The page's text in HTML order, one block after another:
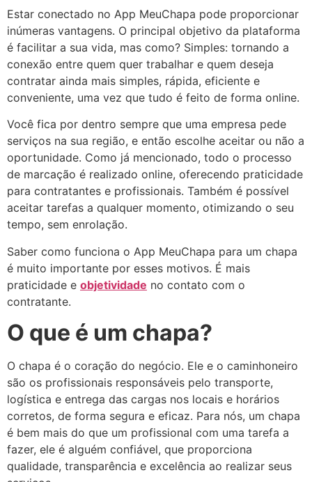
Estar conectado no App MeuChapa pode proporcionar
inúmeras vantagens. O principal objetivo da plataforma
é facilitar a sua vida, mas como? Simples: tornando a
conexão entre quem quer trabalhar e quem deseja
contratar ainda mais simples, rápida, eficiente e
conveniente, uma vez que tudo é feito de forma online.
Você fica por dentro sempre que uma empresa pede
serviços na sua região, e então escolhe aceitar ou não a
oportunidade. Como já mencionado, todo o processo
de marcação é realizado online, oferecendo praticidade
para contratantes e profissionais. Também é possível
aceitar tarefas a qualquer momento, otimizando o seu
tempo, sem enrolação.
Saber como funciona o App MeuChapa para um chapa
é muito importante por esses motivos. É mais
praticidade e objetividade no contato com o
contratante.
O que é um chapa?
O chapa é o coração do negócio. Ele e o caminhoneiro
são os profissionais responsáveis pelo transporte,
logística e entrega das cargas nos locais e horários
corretos, de forma segura e eficaz. Para nós, um chapa
é bem mais do que um profissional com uma tarefa a
fazer, ele é alguém confiável, que proporciona
qualidade, transparência e excelência ao realizar seus